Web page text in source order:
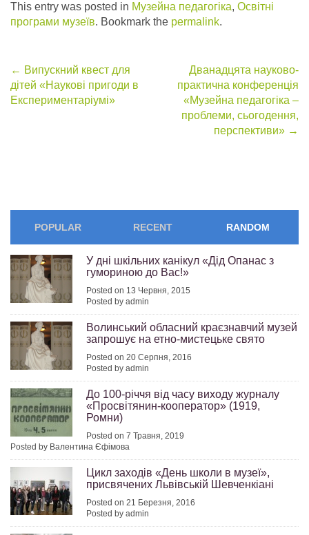
This entry was posted in Музейна педагогіка, Освітні
програми музеїв. Bookmark the permalink.
Post
navigation
← Випускний квест для
дітей «Наукові пригоди в
Експериментаріумі»
Дванадцята науково-
практична конференція
«Музейна педагогіка –
проблеми, сьогодення,
перспективи» →
POPULAR RECENT RANDOM
У дні шкільних канікул «Дід Опанас з
гумориною до Вас!»
Posted on 13 Червня, 2015
Posted by admin
Волинський обласний краєзнавчий музей
запрошує на етно-мистецьке свято
Posted on 20 Серпня, 2016
Posted by admin
До 100-річчя від часу виходу журналу
«Просвітянин-кооператор» (1919,
Ромни)
Posted on 7 Травня, 2019
Posted by Валентина Єфімова
Цикл заходів «День школи в музеї»,
присвячених Львівській Шевченкіані
Posted on 21 Березня, 2016
Posted by admin